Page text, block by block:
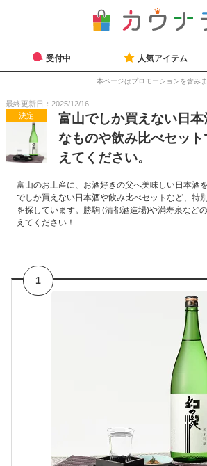
受付中 人気アイテム
本ページはプロモーションを含み
最終更新日：2025/12/16
決定
富山でしか買えない日
なものや飲み比べセッ
えてください。
富山のお土産に、お酒好きの父へ美味しい日本酒
でしか買えない日本酒や飲み比べセットなど、特
を探しています。勝駒 (清都酒造場)や満寿泉など
えてください！
1